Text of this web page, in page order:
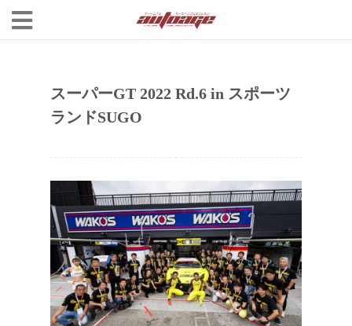
スーパーGT 2022 Rd.6 in スポーツ
ランドSUGO